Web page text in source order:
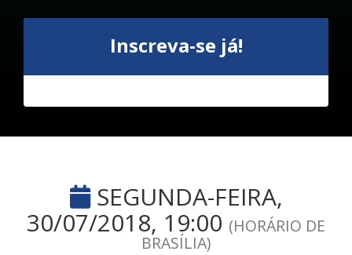
Inscreva-se já!
SEGUNDA-FEIRA,
30/07/2018, 19:00 (HORÁRIO DE
BRASÍLIA)